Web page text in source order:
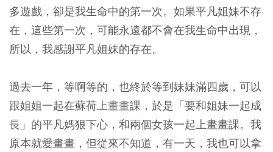
多遊戲，卻是我生命中的第一次。如果平凡姐妹不存
在，這些第一次，可能永遠都不會在我生命中出現，
所以，我感謝平凡姐妹的存在。
過去一年，等啊等的，也終於等到妹妹滿四歲，可以
跟姐姐一起在蘇荷上畫畫課，於是「要和姐妹一起成
長」的平凡媽狠下心，和兩個女孩一起上畫畫課。我
原本就愛畫畫，但從來不知道，有一天，我也可以拿